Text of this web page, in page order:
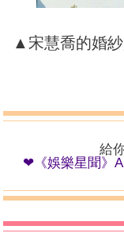
▲宋慧喬的婚
給
❤《娛樂星聞》